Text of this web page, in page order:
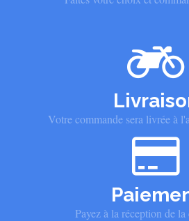
Votre commande sera livrée à
Payez à la réception de